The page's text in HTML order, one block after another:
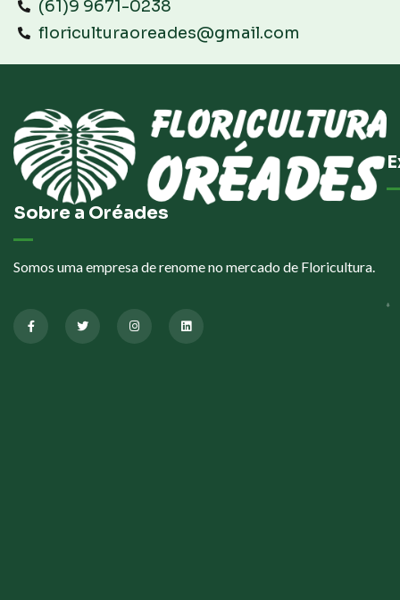
(61)9 9671-0238
floriculturaoreades@gmail.com
Sobre a Oréades
Somos uma empresa de renome no mercado de Floricultura.